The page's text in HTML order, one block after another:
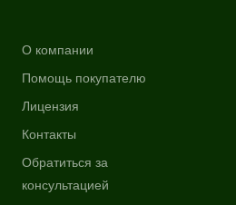
О компании
Помощь покупателю
Лицензия
Контакты
Обратиться за
консультацией